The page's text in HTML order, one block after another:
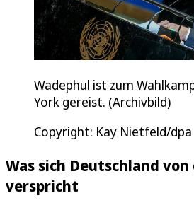
Wadephul ist zum
York gereist. (Archivbild)
Copyright: Kay Nietfeld/dpa
Was sich Deutschland
verspricht